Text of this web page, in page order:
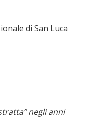
di San Luca
negli anni